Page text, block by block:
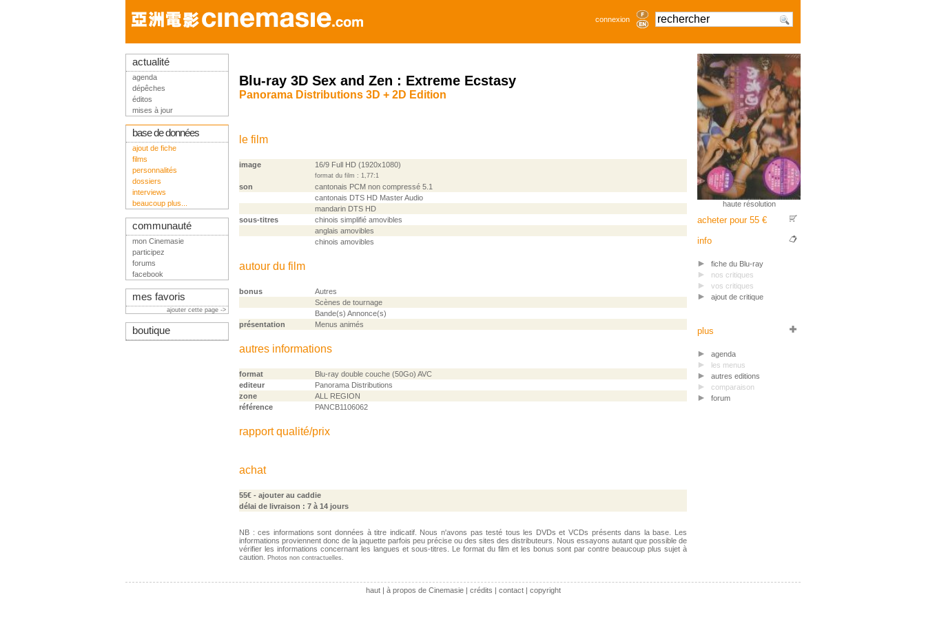
connexion
Blu-ray 3D Sex and Zen : Extreme Ecstasy
Panorama Distributions 3D + 2D Edition
le film
image 16/9 Full HD (1920x1080)
format du film : 1,77:1
son
cantonais PCM non compressé 5.1
cantonais DTS HD Master Audio
mandarin DTS HD
sous-titres
chinois simplifié amovibles
anglais amovibles
chinois amovibles
autour du film
bonus
Autres
Scènes de tournage
Bande(s) Annonce(s)
présentation
Menus animés
autres informations
format
Blu-ray double couche (50Go) AVC
editeur
Panorama Distributions
zone
ALL REGION
référence
PANCB1106062
rapport qualité/prix
achat
55€ - ajouter au caddie
délai de livraison : 7 à 14 jours
NB : ces informations sont données à titre indicatif. Nous n'avons pas testé tous les DVDs et VCDs présents dans la base. Les
informations proviennent donc de la jaquette parfois peu précise ou des sites des distributeurs. Nous essayons autant que possible de
vérifier les informations concernant les langues et sous-titres. Le format du film et les bonus sont par contre beaucoup plus sujet à
caution.
Photos non contractuelles.
haute résolution
acheter pour 55 €
info
fiche du Blu-ray
nos critiques
vos critiques
ajout de critique
plus
agenda
les menus
autres editions
comparaison
forum
actualité
agenda
dépêches
éditos
mises à jour
base de données
ajout de fiche
films
personnalités
dossiers
interviews
beaucoup plus...
communauté
mon Cinemasie
participez
forums
facebook
mes favoris
ajouter cette page ->
boutique
haut| à propos de Cinemasie| crédits | contact| copyright